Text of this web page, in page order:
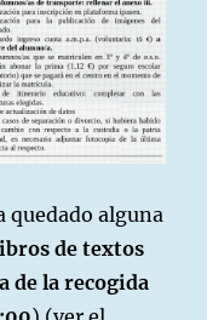
quedado alguna
de textos
de la recogida